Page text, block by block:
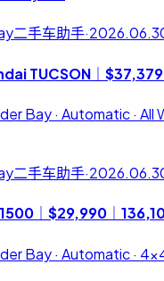
二手车助手·
TUCSON｜
Bay · Automatic · All
二手车助手·
｜$29,990｜
Bay · Automatic ·